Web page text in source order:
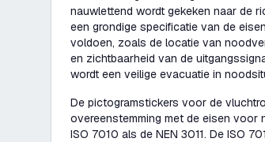
nauwlettend wordt gekeken naar de
een grondige specificatie van de
voldoen, zoals de locatie van
en zichtbaarheid van de
wordt een veilige evacuatie in
De pictogramstickers voor de
overeenstemming met de eisen
ISO 7010 als de NEN 3011. De ISO